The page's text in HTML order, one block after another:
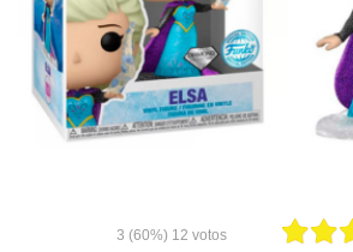
3 (60%) 12 votos